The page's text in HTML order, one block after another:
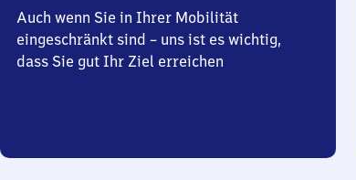
Auch wenn Sie in Ihrer Mobilität
eingeschränkt sind – uns ist es wichtig,
dass Sie gut Ihr Ziel erreichen